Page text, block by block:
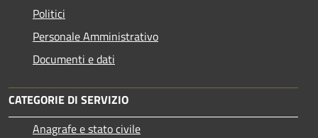
Politici
Personale Amministrativo
Documenti e dati
CATEGORIE DI SERVIZIO
Anagrafe e stato civile